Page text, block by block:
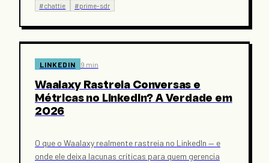
#chattie #prime-sdr
LINKEDIN 9 min
Waalaxy Rastreia Conversas e
Métricas no LinkedIn? A Verdade em
2026
O que o Waalaxy realmente rastreia no LinkedIn — e
onde ele deixa lacunas críticas para quem gerencia